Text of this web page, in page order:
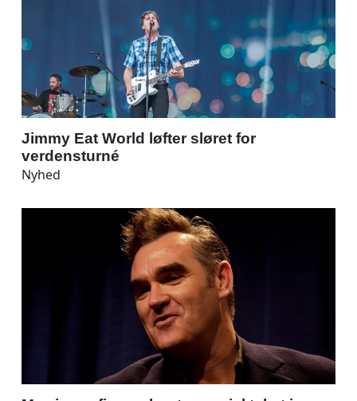
Jimmy Eat World løfter sløret for
verdensturné
Nyhed